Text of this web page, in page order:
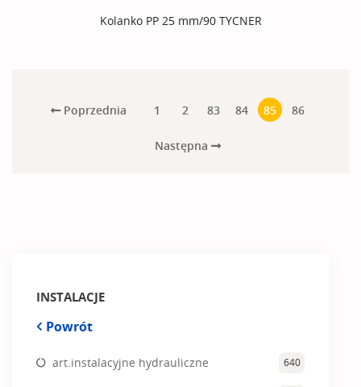
INSTALACJE
Powrót
art.instalacyjne hydrauliczne 640
Kolanko PP 25 mm/90 TYCNER
Poprzednia 1 2 83 84 85 86
Następna